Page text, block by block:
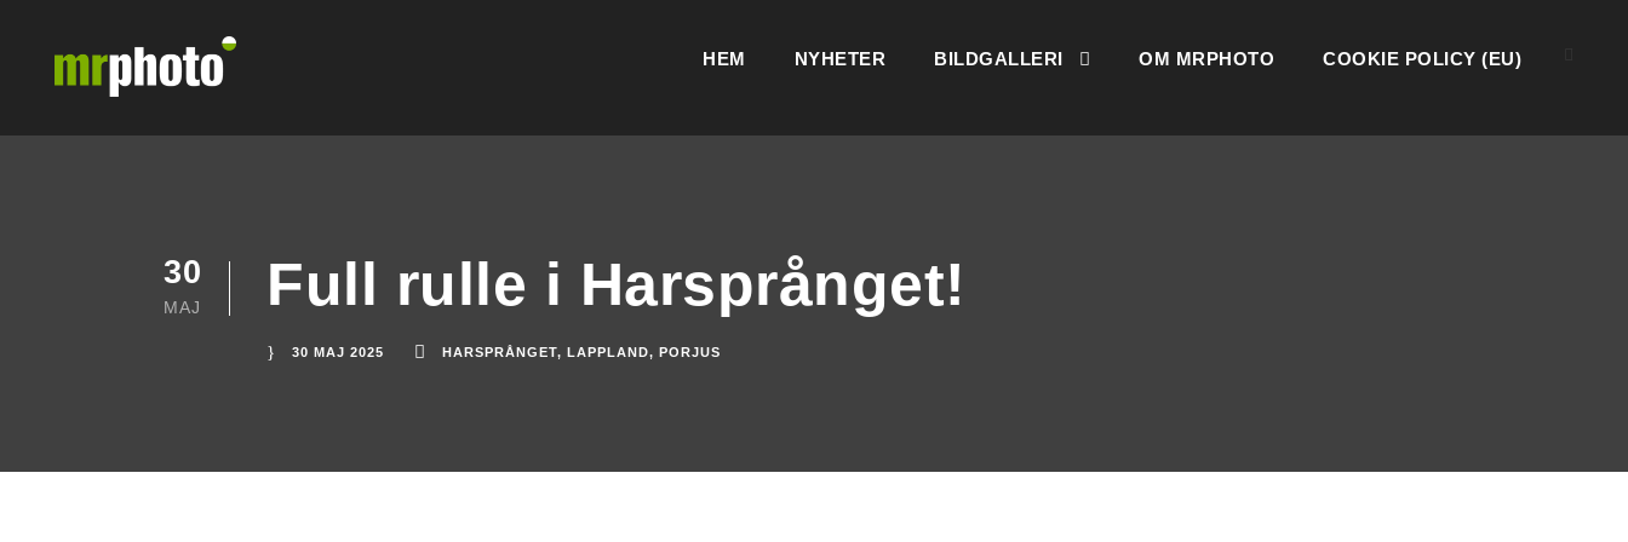
HEM NYHETER BILDGALLERI OM MRPHOTO COOKIE POLICY (EU)
30
MAJ Full rulle i Harsprånget!
30 MAJ 2025 HARSPRÅNGET, LAPPLAND, PORJUS